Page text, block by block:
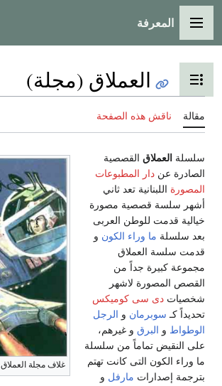
القائمة الرئيسية
المعرفة
تبديل عرض جدول المحتويات
العملاق (مجلة)
مقالة ناقش هذه الصفحة
غلاف مجلة العملاق
سلسلة العملاق القصصية
الصادرة عن دار المطبوعات
المصورة اللبنانية تعد ثاني
أشهر سلسة قصصية مصورة
خيالية قدمت للوطن العربى
بعد سلسلة ما وراء الكون و
قدمت سلسة العملاق
مجموعة كبيرة جداً من
القصص المصورة لاشهر
شخصيات دى سى كوميكس
تحديداً كـ سوبرمان و الرجل
الوطواط و البرق و غيرهم،
على النقيض تماماً من سلسلة
ما وراء الكون التى كانت تهتم
بترجمة إصدارات مارفل و